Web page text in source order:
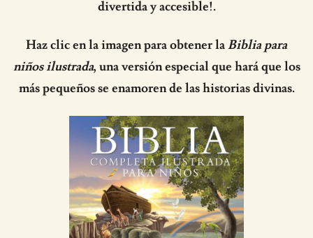
divertida y accesible!.
Haz clic en la imagen para obtener laBiblia para
niños ilustrada, una versión especial que hará que los
más pequeños se enamoren de las historias divinas.